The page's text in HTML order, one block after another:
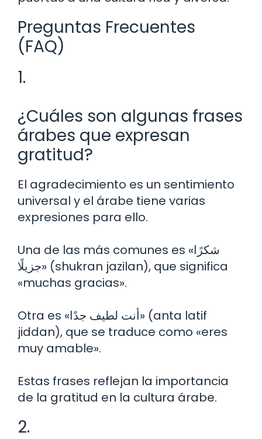
Preguntas Frecuentes
(FAQ)
1.
¿Cuáles son algunas frases
árabes que expresan
gratitud?
El agradecimiento es un sentimiento
universal y el árabe tiene varias
expresiones para ello.
Una de las más comunes es «شكرًا
جزيلًا» (shukran jazilan), que significa
«muchas gracias».
Otra es «أنت لطيف جدًا» (anta latif
jiddan), que se traduce como «eres
muy amable».
Estas frases reflejan la importancia
de la gratitud en la cultura árabe.
2.